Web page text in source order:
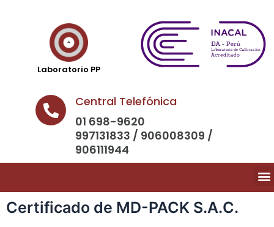
Laboratorio PP
Central Telefónica
01 698-9620
997131833 / 906008309 /
906111944
Certificado de MD-PACK S.A.C.